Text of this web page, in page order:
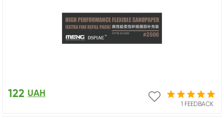
1 FEEDBACK
122 UAH